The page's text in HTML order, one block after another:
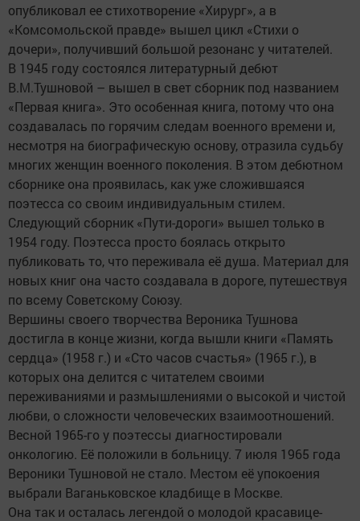
опубликовал ее стихотворение «Хирург», а в
«Комсомольской правде» вышел цикл «Стихи о
дочери», получивший большой резонанс у читателей.
В 1945 году состоялся литературный дебют
В.М.Тушновой – вышел в свет сборник под названием
«Первая книга». Это особенная книга, потому что она
создавалась по горячим следам военного времени и,
несмотря на биографическую основу, отразила судьбу
многих женщин военного поколения. В этом дебютном
сборнике она проявилась, как уже сложившаяся
поэтесса со своим индивидуальным стилем.
Следующий сборник «Пути-дороги» вышел только в
1954 году. Поэтесса просто боялась открыто
публиковать то, что переживала её душа. Материал для
новых книг она часто создавала в дороге, путешествуя
по всему Советскому Союзу.
Вершины своего творчества Вероника Тушнова
достигла в конце жизни, когда вышли книги «Память
сердца» (1958 г.) и «Сто часов счастья» (1965 г.), в
которых она делится с читателем своими
переживаниями и размышлениями о высокой и чистой
любви, о сложности человеческих взаимоотношений.
Весной 1965-го у поэтессы диагностировали
онкологию. Её положили в больницу. 7 июля 1965 года
Вероники Тушновой не стало. Местом её упокоения
выбрали Ваганьковское кладбище в Москве.
Она так и осталась легендой о молодой красавице-